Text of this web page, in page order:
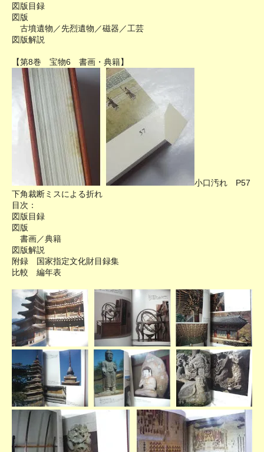
図版目録
図版
古墳遺物／先烈遺物／磁器／工芸
図版解説
【第8巻 宝物6 書画・典籍】
小口汚れ P57
下角裁断ミスによる折れ
目次：
図版目録
図版
書画／典籍
図版解説
附録 国家指定文化財目録集
比較 編年表